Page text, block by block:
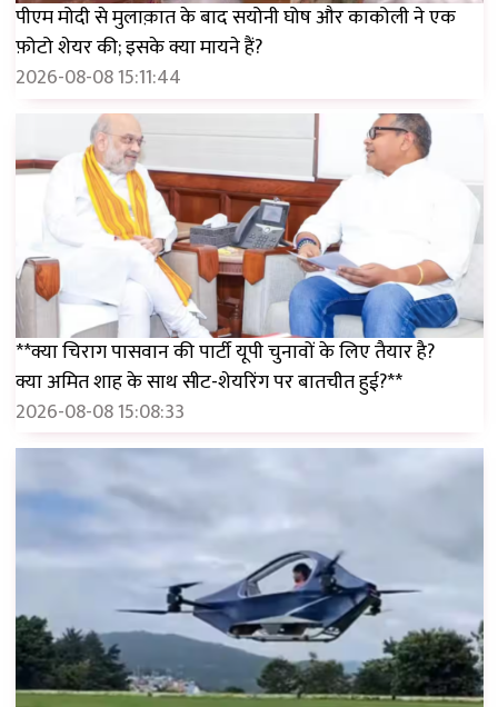
पीएम मोदी से मुलाक़ात के बाद सयोनी घोष और काकोली ने एक
फ़ोटो शेयर की; इसके क्या मायने हैं?
2026-08-08 15:11:44
**क्या चिराग पासवान की पार्टी यूपी चुनावों के लिए तैयार है?
क्या अमित शाह के साथ सीट-शेयरिंग पर बातचीत हुई?**
2026-08-08 15:08:33